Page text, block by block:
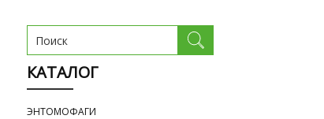
КАТАЛОГ
ЭНТОМОФАГИ